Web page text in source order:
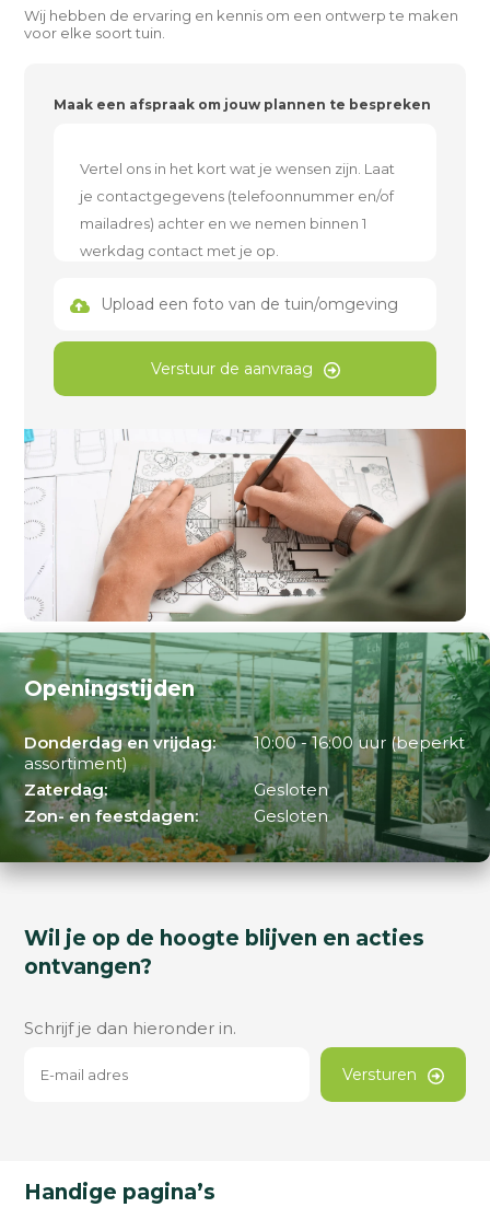
Wij hebben de ervaring en kennis om een ontwerp te maken
voor elke soort tuin.
Maak een afspraak om jouw plannen te bespreken
Upload een foto van de tuin/omgeving
Verstuur de aanvraag
Openingstijden
Donderdag en vrijdag:
10:00 - 16:00 uur (beperkt
assortiment)
Zaterdag:
Gesloten
Zon- en feestdagen:
Gesloten
Wil je op de hoogte blijven en acties
ontvangen?
Schrijf je dan hieronder in.
Versturen
Handige pagina’s